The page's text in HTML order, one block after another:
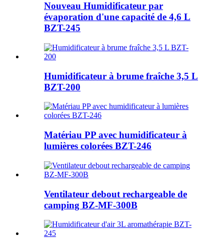
Nouveau Humidificateur par
évaporation d'une capacité de 4,6 L
BZT-245
Humidificateur à brume fraîche 3,5 L
BZT-200
Matériau PP avec humidificateur à
lumières colorées BZT-246
Ventilateur debout rechargeable de
camping BZ-MF-300B